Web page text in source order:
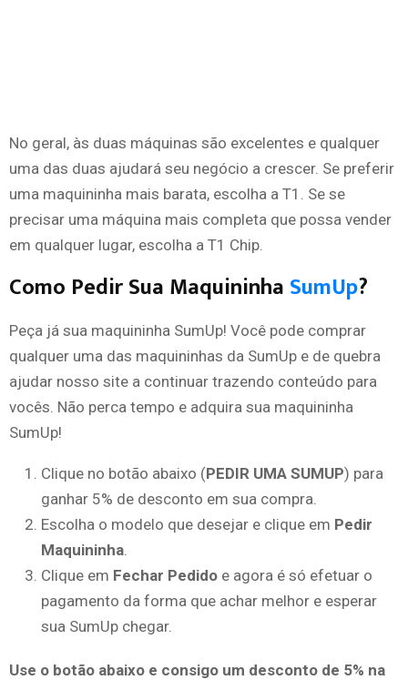
No geral, às duas máquinas são excelentes e qualquer
uma das duas ajudará seu negócio a crescer. Se preferir
uma maquininha mais barata, escolha a T1. Se se
precisar uma máquina mais completa que possa vender
em qualquer lugar, escolha a T1 Chip.
Como Pedir Sua Maquininha SumUp?
Peça já sua maquininha SumUp! Você pode comprar
qualquer uma das maquininhas da SumUp e de quebra
ajudar nosso site a continuar trazendo conteúdo para
vocês. Não perca tempo e adquira sua maquininha
SumUp!
Clique no botão abaixo (PEDIR UMA SUMUP) para
ganhar 5% de desconto em sua compra.
Escolha o modelo que desejar e clique em Pedir
Maquininha
Clique em Fechar Pedido e agora é só efetuar o
pagamento da forma que achar melhor e esperar
sua SumUp chegar.
Use o botão abaixo e consigo um desconto de 5% na